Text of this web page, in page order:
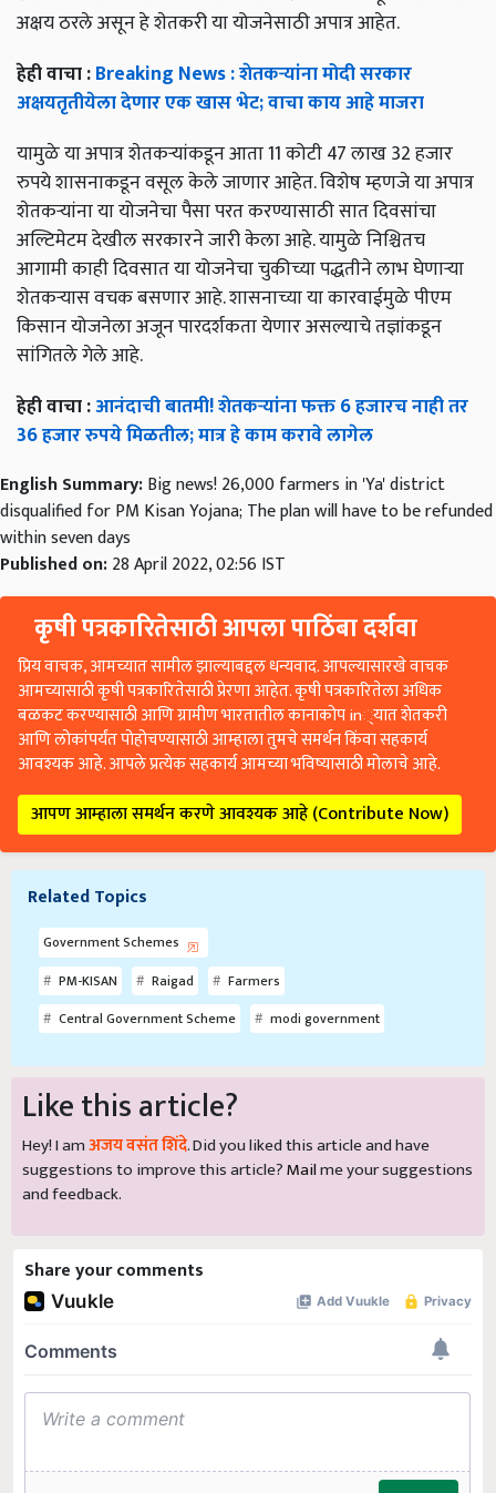
अक्षय ठरले असून हे शेतकरी या योजनेसाठी अपात्र आहेत.
हेही वाचा :Breaking News : शेतकऱ्यांना मोदी सरकार
अक्षयतृतीयेला देणार एक खास भेट; वाचा काय आहे माजरा
यामुळे या अपात्र शेतकऱ्यांकडून आता 11 कोटी 47 लाख 32 हजार
रुपये शासनाकडून वसूल केले जाणार आहेत. विशेष म्हणजे या अपात्र
शेतकऱ्यांना या योजनेचा पैसा परत करण्यासाठी सात दिवसांचा
अल्टिमेटम देखील सरकारने जारी केला आहे. यामुळे निश्चितच
आगामी काही दिवसात या योजनेचा चुकीच्या पद्धतीने लाभ घेणाऱ्या
शेतकऱ्यास वचक बसणार आहे. शासनाच्या या कारवाईमुळे पीएम
किसान योजनेला अजून पारदर्शकता येणार असल्याचे तज्ञांकडून
सांगितले गेले आहे.
हेही वाचा :आनंदाची बातमी! शेतकऱ्यांना फक्त 6 हजारच नाही तर
36 हजार रुपये मिळतील; मात्र हे काम करावे लागेल
English Summary:Big news! 26,000 farmers in 'Ya' district
disqualified for PM Kisan Yojana; The plan will have to be refunded
within seven days
Published on:28 April 2022, 02:56 IST
कृषी पत्रकारितेसाठी आपला पाठिंबा दर्शवा
प्रिय वाचक, आमच्यात सामील झाल्याबद्दल धन्यवाद. आपल्यासारखे वाचक
आमच्यासाठी कृषी पत्रकारितेसाठी प्रेरणा आहेत. कृषी पत्रकारितेला अधिक
बळकट करण्यासाठी आणि ग्रामीण भारतातील कानाकोप in्यात शेतकरी
आणि लोकांपर्यंत पोहोचण्यासाठी आम्हाला तुमचे समर्थन किंवा सहकार्य
आवश्यक आहे. आपले प्रत्येक सहकार्य आमच्या भविष्यासाठी मोलाचे आहे.
आपण आम्हाला समर्थन करणे आवश्यक आहे (Contribute Now)
Related Topics
Government Schemes
PM-KISAN
Raigad
Farmers
Central Government Scheme
modi government
Like this article?
Hey! I amअजय वसंत शिंदे. Did you liked this article and have
suggestions to improve this article?Mailme your suggestions
and feedback.
Share your comments